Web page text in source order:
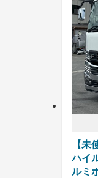
【未
ハイ
ルミ